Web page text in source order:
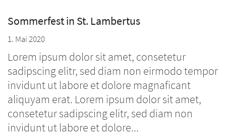
Sommerfest in St. Lambertus
1. Mai 2020
Lorem ipsum dolor sit amet, consetetur
sadipscing elitr, sed diam non eirmodo tempor
invidunt ut labore et dolore magnaficant
aliquyam erat. Lorem ipsum dolor sit amet,
consetetur sadipscing elitr, sed diam non
invidunt ut labore et dolore...